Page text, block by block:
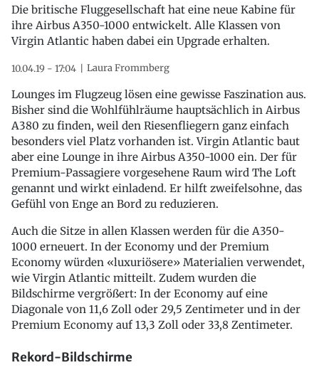
Die britische Fluggesellschaft hat eine neue Kabine für
ihre Airbus A350-1000 entwickelt. Alle Klassen von
Virgin Atlantic haben dabei ein Upgrade erhalten.
10.04.19 - 17:04 Laura Frommberg
Lounges im Flugzeug lösen eine gewisse Faszination aus.
Bisher sind die Wohlfühlräume hauptsächlich in Airbus
A380 zu finden, weil den Riesenfliegern ganz einfach
besonders viel Platz vorhanden ist. Virgin Atlantic baut
aber eine Lounge in ihre Airbus A350-1000 ein. Der für
Premium-Passagiere vorgesehene Raum wird The Loft
genannt und wirkt einladend. Er hilft zweifelsohne, das
Gefühl von Enge an Bord zu reduzieren.
Auch die Sitze in allen Klassen werden für die A350-
1000 erneuert. In der Economy und der Premium
Economy würden «luxuriösere» Materialien verwendet,
wie Virgin Atlantic mitteilt. Zudem wurden die
Bildschirme vergrößert: In der Economy auf eine
Diagonale von 11,6 Zoll oder 29,5 Zentimeter und in der
Premium Economy auf 13,3 Zoll oder 33,8 Zentimeter.
Rekord-Bildschirme